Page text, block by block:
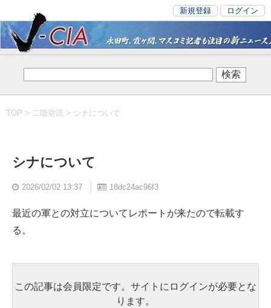
新規登録 ログイン
TOP > 二階堂流 > シナについて
シナについて
2026/02/02 13:37 18dc24ac96f3
最近の軍との対立についてレポートが来たので転載す
る。
この記事は会員限定です。サイトにログインが必要とな
ります。